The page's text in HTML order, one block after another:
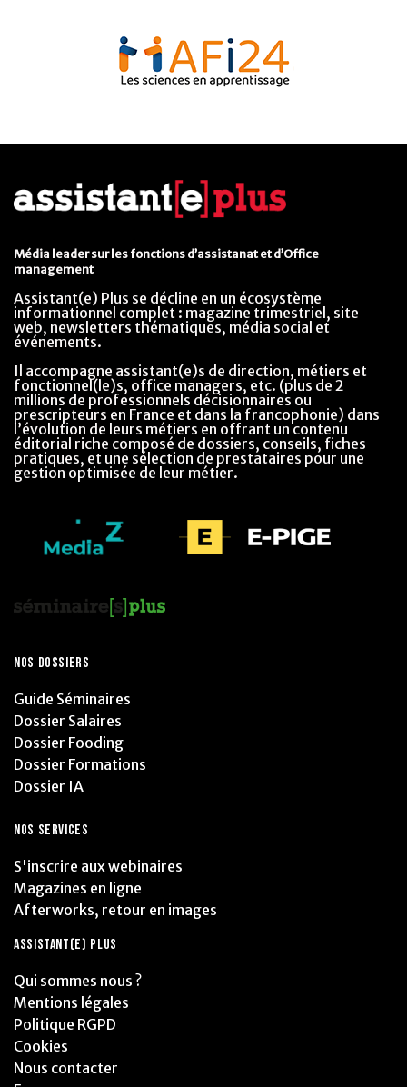
Média leader sur les fonctions d’assistanat et d’Office
management
Assistant(e) Plus se décline en un écosystème
informationnel complet : magazine trimestriel, site
web, newsletters thématiques, média social et
événements.
Il accompagne assistant(e)s de direction, métiers et
fonctionnel(le)s, office managers, etc. (plus de 2
millions de professionnels décisionnaires ou
prescripteurs en France et dans la francophonie) dans
l’évolution de leurs métiers en offrant un contenu
éditorial riche composé de dossiers, conseils, fiches
pratiques, et une sélection de prestataires pour une
gestion optimisée de leur métier.
NOS DOSSIERS
Guide Séminaires
Dossier Salaires
Dossier Fooding
Dossier Formations
Dossier IA
NOS SERVICES
S'inscrire aux webinaires
Magazines en ligne
Afterworks, retour en images
ASSISTANT(E) PLUS
Qui sommes nous ?
Mentions légales
Politique RGPD
Cookies
Nous contacter